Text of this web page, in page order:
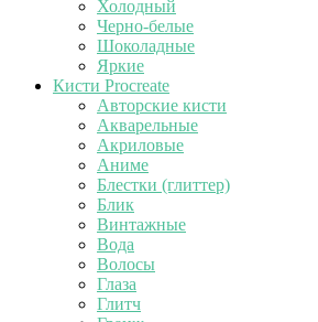
Холодный
Черно-белые
Шоколадные
Яркие
Кисти Procreate
Авторские кисти
Акварельные
Акриловые
Аниме
Блестки (глиттер)
Блик
Винтажные
Вода
Волосы
Глаза
Глитч